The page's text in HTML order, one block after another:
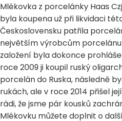
Mlékovka z porcelánky Haas
byla koupena už při likvidaci
Československu patřila
největším výrobcům
založení byla dokonce
roce 2009 ji koupil ruský
porcelán do Ruska, následně
rukách, ale v roce 2014 přišel
rádi, že jsme pár kousků
Mlékovku můžete doplnit o